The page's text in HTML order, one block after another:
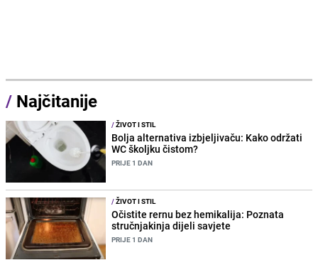
/ Najčitanije
/ŽIVOT I STIL
Bolja alternativa izbjeljivaču: Kako održati
WC školjku čistom?
PRIJE 1 DAN
/ŽIVOT I STIL
Očistite rernu bez hemikalija: Poznata
stručnjakinja dijeli savjete
PRIJE 1 DAN